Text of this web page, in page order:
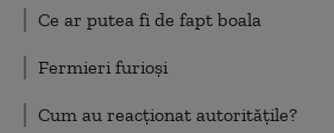
Ce ar putea fi de fapt boala
Fermieri furioși
Cum au reacționat autoritățile?